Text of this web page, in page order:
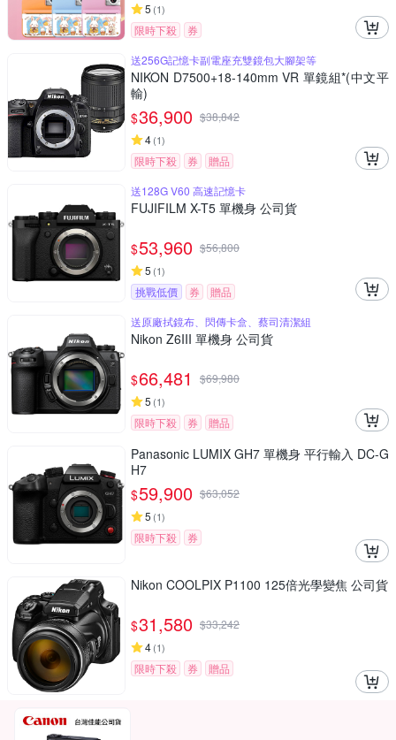
5 (1)
限時下殺
券
送256G記憶卡副電座充雙鏡包大腳架等
NIKON D7500+18-140mm VR 單鏡組*(中文平
輸)
$36,900 $38,842
4(1)
限時下殺 券
贈品
送128G V60 高速記憶卡
FUJIFILM X-T5 單機身 公司貨
$53,960 $56,800
5 (1)
挑戰低價 券
贈品
送原廠拭鏡布、閃傳卡盒、蔡司清潔組
Nikon Z6III 單機身 公司貨
$66,481 $69,980
5 (1)
限時下殺 券 贈品
Panasonic LUMIX GH7 單機身 平行輸入 DC-G
H7
$59,900 $63,052
5 (1)
限時下殺 券
Nikon COOLPIX P1100 125倍光學變焦 公司貨
$31,580 $33,242
4(1)
限時下殺 券 贈品